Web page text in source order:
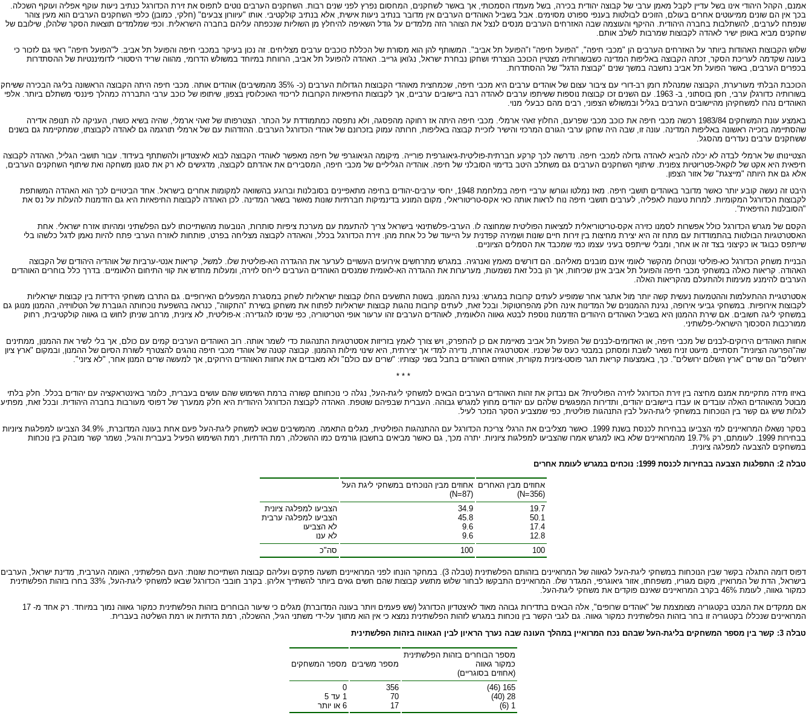
אמנם, הקהל היהודי אינו בשל עדיין לקבל מאמן ערבי של קבוצה יהודית בכירה, בשל מעמדו הסמכותי, אך באשר לשחקנים, המחסום נפרץ לפני שנים רבות. השחקנים הערבים נוטים לתפוס את זירת הכדורגל כנתיב ניעות עוקף אפליה ועוקף השכלה.
בכך אין הם שונים ממיעוטים אחרים בעולם, הזוכים לבולטות בענפי ספורט מסוימים. אבל בשביל האוהדים הערבים אין מדובר בנתיב ניעות אישית, אלא בנתיב קולקטיבי. אותו "עיוורון צבעים" (חלקי, כמובן) כלפי השחקנים הערבים הוא מעין צוהר
שנפתח לערבים, להשתלבות בחברה היהודית. ההיקף והעוצמה שבה האזרחים הערבים מנסים לנצל את הצוהר הזה מלמדים על גודל השאיפה להיחלץ מן השוליות שנכפתה עליהם בחברה הישראלית. וכפי שמלמדים תוצאות הסקר שלהלן, שילובם של
שחקנים מביא באופן ישיר לאהדה לקבוצות שמרבות לשלב אותם.
שלוש הקבוצות האהודות ביותר על האזרחים הערבים הן "מכבי חיפה", "הפועל חיפה" ו"הפועל תל אביב". המשותף להן הוא מסורת של הכללת כוכבים ערבים מצליחים. זה נכון בעיקר במכבי חיפה והפועל תל אביב. ל"הפועל חיפה" ראוי גם לזכור כי
בעונה שקדמה לעריכת הסקר, זכתה הקבוצה באליפות המדינה כשבשורותיה מצטיין הכוכב הנצרתי ושחקן נבחרת ישראל, נג'ואן גרייב. האהדה להפועל תל אביב, הרווחת במיוחד במשולש הדרומי, מהווה שריד היסטורי לדומיננטיות של ההסתדרות
בכפרים הערבים, באשר הפועל תל אביב נחשבה במשך שנים "קבוצת הדגל" של ההסתדרות.
הכוכבת הבלתי מעורערת, הקבוצה שמנהלת רומן רב-דורי עם ציבור עצום של אוהדים ערבים היא מכבי חיפה, שכמחצית מאוהדי הקבוצות הגדולות הערבים (כ- 35% מהמשיבים) אוהדים אותה. מכבי חיפה היתה הקבוצה הראשונה בליגה הבכירה ששיחק
בשורותיה כדורגלן ערבי, חסן בוסתוני, ב- 1963. עם השנים זכו קבוצות נוספות ששיתפו ערבים לאהדה רבה ביישובים ערביים, אך לקבוצות החיפאיות הקרובות לריכוזי האוכלוסין בצפון, שיתופו של כוכב ערבי התבררה כמהלך פיננסי משתלם ביותר. אלפי
האוהדים נהרו למשחקיהן מהיישובים הערבים בגליל ובמשולש הצפוני, רבים מהם כבעלי מנוי.
באמצע עונת המשחקים 1983/84 רכשה מכבי חיפה את כוכב מכבי שפרעם, החלוץ זאהי ארמלי. מכבי חיפה היתה אז רחוקה מהפסגה, ולא נתפסה כמתמודדת על הכתר. הצטרפותו של זאהי ארמלי, שהיה בשיא כושרו, העניקה לה תנופה אדירה
שהסתיימה בזכייה ראשונה באליפות המדינה. עונה זו, שבה היה שחקן ערבי הגורם המרכזי והישיר לזכיית קבוצה באליפות, חרותה עמוק בזכרונם של אוהדי הכדורגל הערבים. ההזדהות עם של ארמלי תורגמה גם לאהדה לקבוצתו, שמתקיימת גם בשנים
ששחקנים ערבים נעדרים מהסגל.
הצטיינותו של ארמלי לבדה לא יכלה להביא לאהדה גדולה למכבי חיפה. נדרשה לכך קרקע חברתית-פוליטית-גיאוגרפית פורייה. מיקומה הגיאוגרפי של חיפה מאפשר לאוהדי הקבוצה לבוא לאיצטדיון ולהשתתף בעידוד. עבור תושבי הגליל, האהדה לקבוצה
חיפאית היא אקט של לוקאל-פטריוטיות צפונית. שיתוף השחקנים הערבים גם משתלב היטב בדימוי הסובלני של חיפה. אוהדיה הגליליים של מכבי חיפה, המסבירים את אהדתם לקבוצה, מדגישים לא רק את סגנון משחקה ואת שיתוף השחקנים הערבים,
אלא גם את היותה "מייצגת" של אזור הצפון.
היבט זה נעשה קובע יותר כאשר מדובר באוהדים תושבי חיפה. מאז נמלטו וגורשו ערביי חיפה במלחמת 1948, יחסי ערבים-יהודים בחיפה מתאפיינים בסובלנות וברוגע בהשוואה למקומות אחרים בישראל. אחד הביטויים לכך הוא האהדה המשותפת
לקבוצות הכדורגל המקומיות. למרות טענות לאפליה, לערבים תושבי חיפה נוח לראות אותה כאי אקס-טריטוריאלי, מקום המונע בדינמיקות חברתיות שונות מאשר בשאר המדינה. לכן האהדה לקבוצות החיפאיות היא גם הזדמנות להעלות על נס את
"הסובלנות החיפאית".
הקסם של מגרש הכדורגל כולל אפשרות לסמנו כזירה אקס-טריטוריאלית למציאות הפוליטית שמחוצה לו. הערבי-פלשתינאי בישראל צריך להתעמת עם מערכת ציפיות סותרות, הנובעות מהשתייכותו לעם הפלשתיני ומהיותו אזרח ישראלי. אחת
האסטרטגיות הבולטות בהתמודדות עם מתח זה היא יצירת מחיצות בין זירות חיים שונות ושמירה קפדנית על הייעוד של כל אחת מהן. זירת הכדורגל בכלל, והאהדה לקבוצה מצליחה בפרט, פותחות לאזרח הערבי פתח להיות נאמן לדגל כלשהו בלי
שייתפס כבוגד או כקיצוני בצד זה או אחר, ומבלי שייתפס בעיני עצמו כמי שמכבד את הסמלים הציוניים.
הבניית משחק הכדורגל כא-פוליטי ונטרולו מהקשר לאומי אינם מובנים מאליהם. הם דורשים מאמץ ואנרגיה. במגרש מתרחשים אירועים העשויים לערער את ההגדרה הא-פוליטית שלו. למשל, קריאות אנטי-ערביות של אוהדיה היהודים של הקבוצה
האהודה. קריאות כאלה במשחקי מכבי חיפה והפועל תל אביב אינן שכיחות, אך הן בכל זאת נשמעות, מערערות את ההגדרה הא-לאומית שמנסים האוהדים הערבים לייחס לזירה, ומעלות מחדש את קווי התיחום הלאומיים. בדרך כלל בוחרים האוהדים
הערבים להימנע מעימות ולהתעלם מהקריאות האלה.
אסטרטגיית ההתעלמות וההטמעות נעשית קשה יותר מול אתגר אחר שמופיע לעתים קרובות במגרש: נגינת ההמנון. בשנות התשעים החלו קבוצות ישראליות לשחק במסגרת המפעלים האירופיים. גם התרבו משחקי הידידות בין קבוצות ישראליות
לקבוצות אירופיות. במשחקי גביעי אירופה, נגינת ההמנונים של המדינות אינה חלק מהפרוטוקול. ובכל זאת, לעתים קרובות נוהגות קבוצות ישראליות לפתוח את משחקן בשירת "התקווה", כנראה בהשפעת נוכחותה הגוברת של הטלוויזיה, ההמנון מנוגן גם
במשחקי ליגה חשובים. אם שירת ההמנון היא בשביל האוהדים היהודים הזדמנות נוספת לבטא גאווה הלאומית, לאוהדים הערבים זהו ערעור אופי הטריטוריה, כפי שניסו להגדירה: א-פוליטית, לא ציונית, מרחב שניתן לחוש בו גאווה קולקטיבית, רחוק
ממורכבות הסכסוך הישראלי-פלשתיני.
אחוות האוהדים הירוקים-לבנים של מכבי חיפה, או האדומים-לבנים של הפועל תל אביב מאיימת אם כן להתפרק, ויש צורך לאמץ בזריזות אסטרטגיות התנהגות כדי לשמר אותה. רוב האוהדים הערבים קמים עם כולם, אך בלי לשיר את ההמנון, ממתינים
שה"הפרעה הציונית" תסתיים. מיעוט זניח נשאר לשבת ומסתכן במבטי כעס של שכניו. אסטרטגיה אחרת, נדירה למדי אך יצירתית, היא שינוי מילות ההמנון. קבוצה קטנה של אוהדי מכבי חיפה נוהגים להצטרף לשורת הסיום של ההמנון, ובמקום "ארץ ציון
ירושלים" הם שרים "ארץ השלום ירושלים". כך, באמצעות קריאת תגר פוסט-ציונית מקורית, אוחזים האוהדים בחבל בשני קצותיו: "שרים עם כולם" ולא מאבדים את אחוות האוהדים הירוקים, אך למעשה שרים המנון אחר, "לא ציוני".
* * *
באיזו מידה מתקיימת אמנם מחיצה בין זירת הכדורגל לזירה הפוליטית? אם נבדוק את זהות האוהדים הערבים הבאים למשחקי ליגת-העל, נגלה כי נוכחותם קשורה ברמת השימוש שהם עושים בעברית, כלומר באינטראקציה עם יהודים בכלל. חלק בלתי
מבוטל מהאוהדים האלה עובדים או עבדו ביישובים יהודים, ותדירות המפגשים שלהם עם יהודים מחוץ למגרש גבוהה. העברית שבפיהם שוטפת. האהדה לקבוצת הכדורגל היהודית היא חלק ממערך של דפוסי מעורבות בחברה היהודית. ובכל זאת, מפתיע
לגלות שיש גם קשר בין הנוכחות במשחקי ליגת-העל לבין התנהגות פוליטית, כפי שמצביע הסקר הנזכר לעיל.
בסקר נשאלו המרואיינים למי הצביעו בבחירות לכנסת בשנת 1999. כאשר מצליבים את הרגלי צריכת הכדורגל עם ההתנהגות הפוליטית, מגלים התאמה. מהמשיבים שבאו למשחק ליגת-העל פעם אחת בעונה המדוברת, 34.9% הצביעו למפלגות ציוניות
בבחירות 1999. לעומתם, רק 19.7% מהמרואיינים שלא באו למגרש אמרו שהצביעו למפלגות ציוניות. יתרה מכך, גם כאשר מביאים בחשבון גורמים כמו ההשכלה, רמת הדתיות, רמת השימוש הפעיל בעברית והגיל, נשמר קשר מובהק בין נוכחות
במשחקים להצבעה למפלגה ציונית.
טבלה 2: התפלגות הצבעה בבחירות לכנסת 1999: נוכחים במגרש לעומת אחרים
אחוזים מבין האחרים
(N=356)
אחוזים מבין הנוכחים במשחקי ליגת העל
(N=87)
19.7
50.1
17.4
12.8
34.9
45.8
9.6
9.6
הצביעו למפלגה ציונית
הצביעו למפלגה ערבית
לא הצביעו
לא ענו
100
100 סה"כ
דפוס דומה התגלה בקשר שבין הנוכחות במשחקי ליגת-העל לגאווה של המרואיינים בזהותם הפלשתינית (טבלה 3). במחקר הונחו לפני המרואיינים תשעה פתקים ועליהם קבוצות השתייכות שונות: העם הפלשתיני, האומה הערבית, מדינת ישראל, הערבים
בישראל, הדת של המרואיין, מקום מגוריו, משפחתו, אזור גיאוגרפי, המגדר שלו. המרואיינים התבקשו לבחור שלוש מתשע קבוצות שהם חשים גאים ביותר להשתייך אליהן. בקרב חובבי הכדורגל שבאו למשחקי ליגת-העל, 33% בחרו בזהות הפלשתינית
כמקור גאווה, לעומת 46% בקרב המרואיינים שאינם פוקדים את משחקי ליגת-העל.
אם ממקדים את המבט בקטגוריה מצומצמת של "אוהדים שרופים", אלה הבאים בתדירות גבוהה מאוד לאיצטדיון הכדורגל (שש פעמים ויותר בעונה המדוברת) מגלים כי שיעור הבוחרים בזהות הפלשתינית כמקור גאווה נמוך במיוחד. רק אחד מ- 17
המרואיינים שנכללו בקטגוריה זו בחר בזהות הפלשתינית כמקור גאווה. גם לגבי הקשר בין נוכחות במגרש לזהות הפלשתינית נמצא כי אין הוא מתווך על-ידי משתני הגיל, ההשכלה, רמת הדתיות או רמת השליטה בעברית.
טבלה 3: קשר בין מספר המשחקים בליגת-העל שבהם נכח המרואיין במהלך העונה שבה נערך הראיון לבין הגאווה בזהות הפלשתינית
מספר הבוחרים בזהות הפלשתינית
כמקור גאווה
(אחוזים בסוגריים)
מספר משיבים מספר המשחקים
165 (46)
28 (40)
1 (6)
356
70
17
0
1 עד 5
6 או יותר